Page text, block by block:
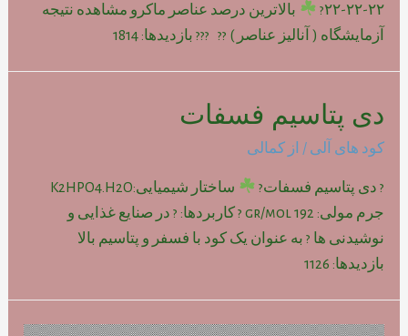
۲۲-۲۲-۲۲?
بالاترین درصد عناصر ماکرو مشاهده نتیجه
آزمایشگاه ( آنالیز عناصر ) ?? ??? بازدیدها: 1814
دی پتاسیم فسفات
کود های آلی / از کمالی
? دی پتاسیم فسفات?
ساختار شیمیایی:K2HPO4.H2O
جرم مولی: gr/mol 192 ? کاربردها: ? در صنایع غذایی و
نوشیدنی ها ? به عنوان یک کود با فسفر و پتاسیم بالا
بازدیدها: 1126